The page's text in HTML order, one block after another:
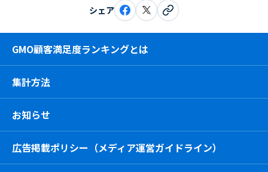
シェア
GMO顧客満足度ランキングとは
集計方法
お知らせ
広告掲載ポリシー（メディア運営ガイドライン）